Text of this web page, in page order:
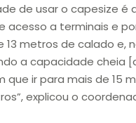
de usar o capesize é
acesso a terminais e
13 metros de calado e,
a capacidade cheia
que ir para mais de 15
explicou o